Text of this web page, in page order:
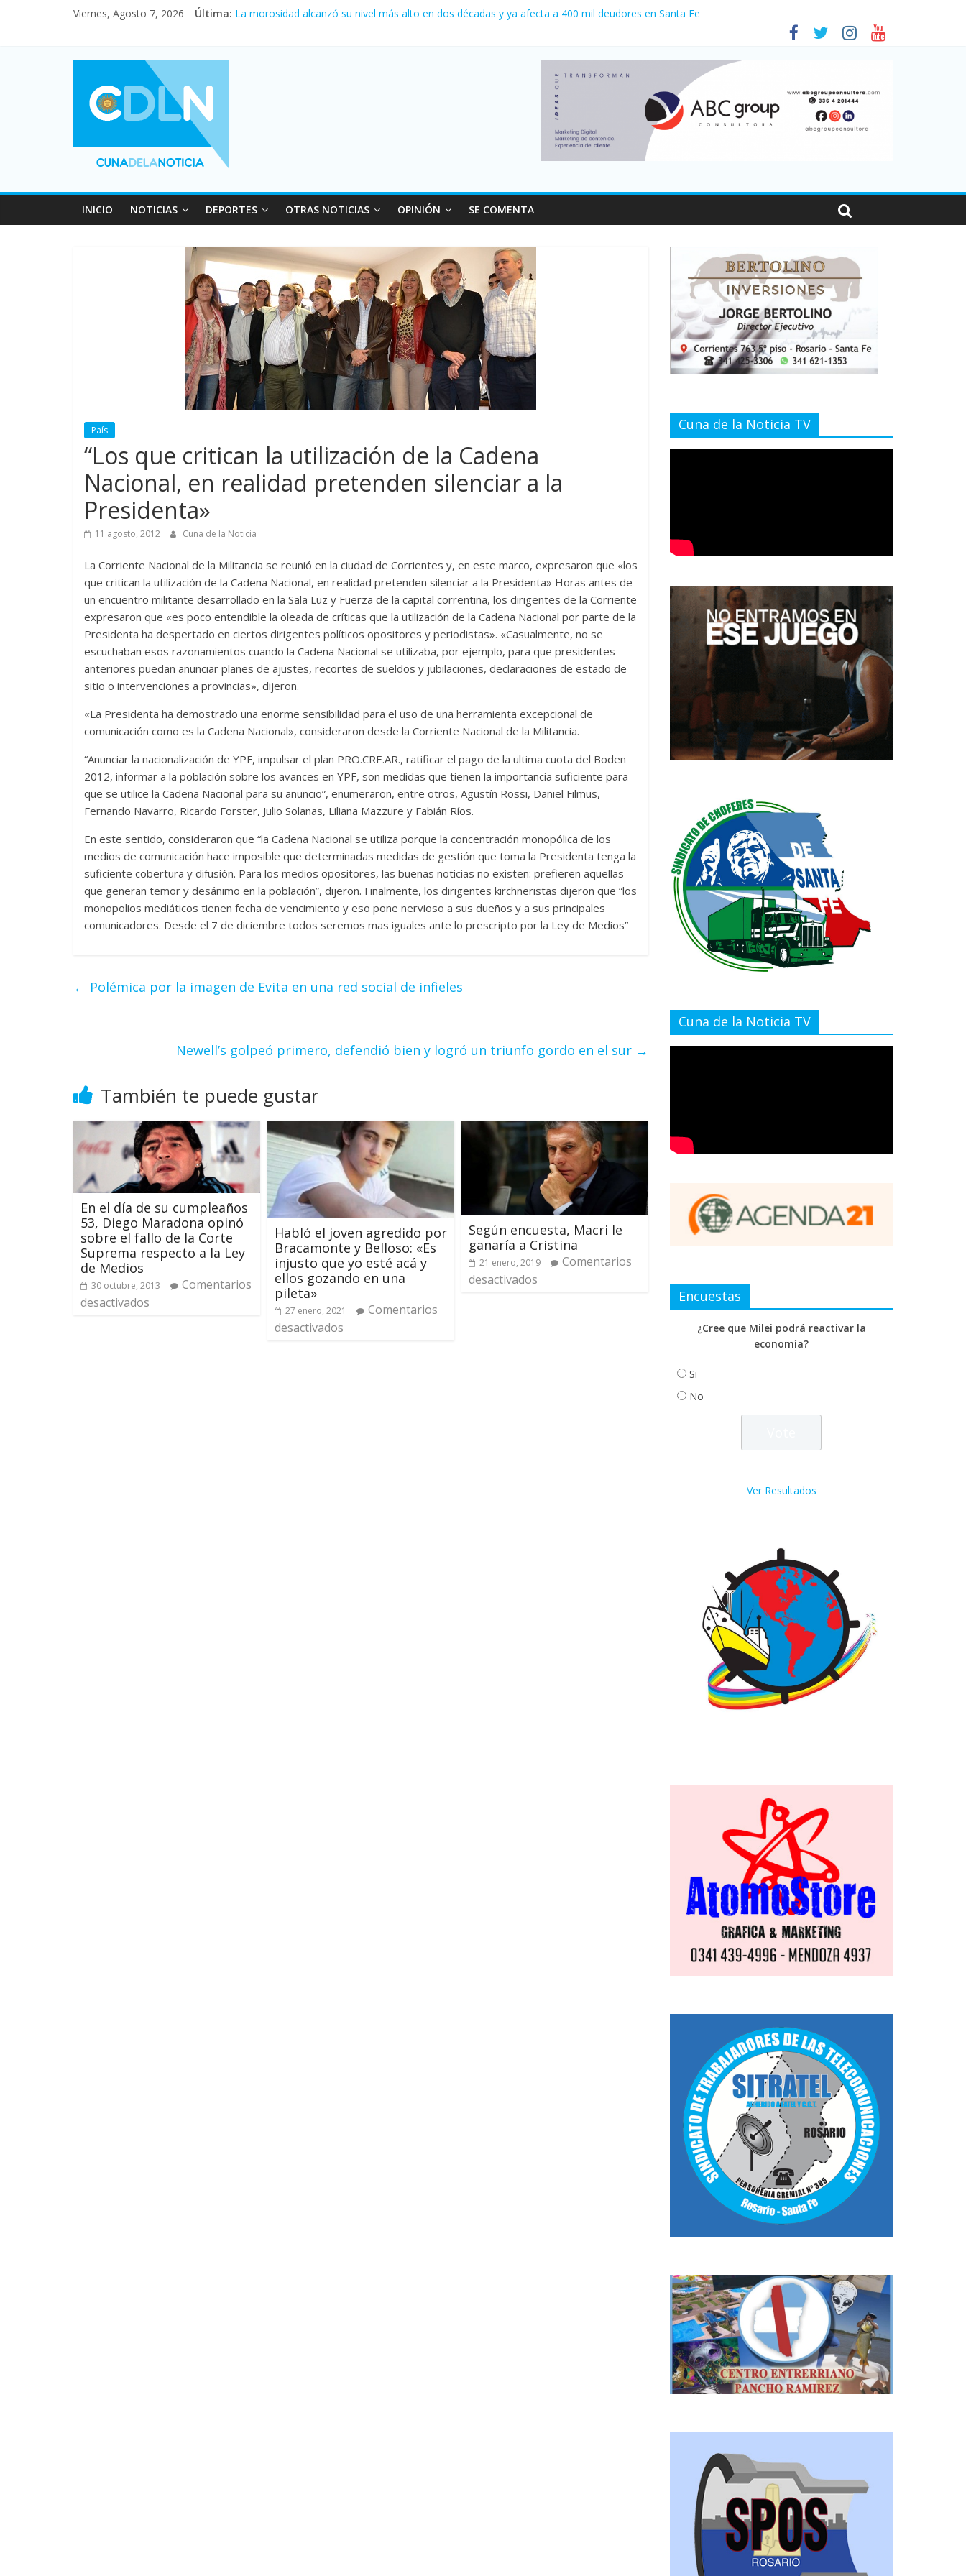
Viernes, Agosto 7, 2026 Última:
La morosidad alcanzó su nivel más alto en dos décadas y ya afecta a 400 mil deudores en Santa Fe
INICIO NOTICIAS DEPORTES OTRAS NOTICIAS OPINIÓN SE COMENTA
País
“Los que critican la utilización de la Cadena
Nacional, en realidad pretenden silenciar a la
Presidenta»
11 agosto, 2012 Cuna de la Noticia
La Corriente Nacional de la Militancia se reunió en la ciudad de Corrientes y, en este marco, expresaron que «los
que critican la utilización de la Cadena Nacional, en realidad pretenden silenciar a la Presidenta» Horas antes de
un encuentro militante desarrollado en la Sala Luz y Fuerza de la capital correntina, los dirigentes de la Corriente
expresaron que «es poco entendible la oleada de críticas que la utilización de la Cadena Nacional por parte de la
Presidenta ha despertado en ciertos dirigentes políticos opositores y periodistas». «Casualmente, no se
escuchaban esos razonamientos cuando la Cadena Nacional se utilizaba, por ejemplo, para que presidentes
anteriores puedan anunciar planes de ajustes, recortes de sueldos y jubilaciones, declaraciones de estado de
sitio o intervenciones a provincias», dijeron.
«La Presidenta ha demostrado una enorme sensibilidad para el uso de una herramienta excepcional de
comunicación como es la Cadena Nacional», consideraron desde la Corriente Nacional de la Militancia.
“Anunciar la nacionalización de YPF, impulsar el plan PRO.CRE.AR., ratificar el pago de la ultima cuota del Boden
2012, informar a la población sobre los avances en YPF, son medidas que tienen la importancia suficiente para
que se utilice la Cadena Nacional para su anuncio”, enumeraron, entre otros, Agustín Rossi, Daniel Filmus,
Fernando Navarro, Ricardo Forster, Julio Solanas, Liliana Mazzure y Fabián Ríos.
En este sentido, consideraron que “la Cadena Nacional se utiliza porque la concentración monopólica de los
medios de comunicación hace imposible que determinadas medidas de gestión que toma la Presidenta tenga la
suficiente cobertura y difusión. Para los medios opositores, las buenas noticias no existen: prefieren aquellas
que generan temor y desánimo en la población”, dijeron. Finalmente, los dirigentes kirchneristas dijeron que “los
monopolios mediáticos tienen fecha de vencimiento y eso pone nervioso a sus dueños y a sus principales
comunicadores. Desde el 7 de diciembre todos seremos mas iguales ante lo prescripto por la Ley de Medios”
← Polémica por la imagen de Evita en una red social de infieles
Newell’s golpeó primero, defendió bien y logró un triunfo gordo en el sur →
También te puede gustar
En el día de su cumpleaños
53, Diego Maradona opinó
sobre el fallo de la Corte
Suprema respecto a la Ley
de Medios
30 octubre, 2013
Comentarios
desactivados
Habló el joven agredido por
Bracamonte y Belloso: «Es
injusto que yo esté acá y
ellos gozando en una
pileta»
27 enero, 2021
Comentarios
desactivados
Según encuesta, Macri le
ganaría a Cristina
21 enero, 2019
Comentarios
desactivados
Cuna de la Noticia TV
Cuna de la Noticia TV
Encuestas
¿Cree que Milei podrá reactivar la
economía?
Si
No
Ver Resultados